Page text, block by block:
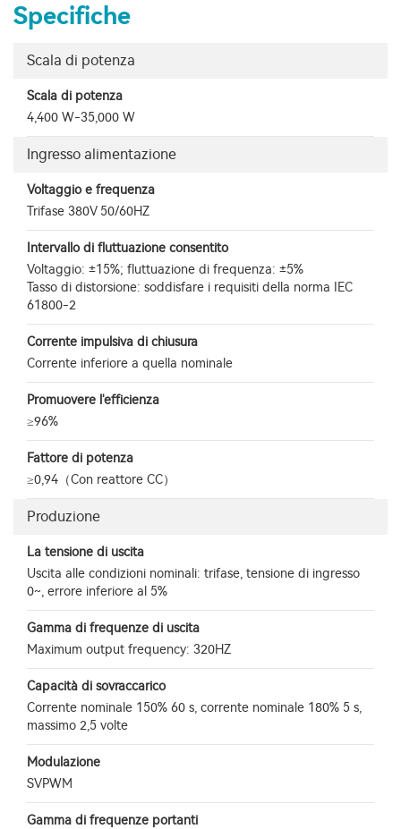
Specifiche
Scala di potenza
Scala di potenza
4,400 W-35,000 W
Ingresso alimentazione
Voltaggio e frequenza
Trifase 380V 50/60HZ
Intervallo di fluttuazione consentito
Voltaggio: ±15%; fluttuazione di frequenza: ±5%
Tasso di distorsione: soddisfare i requisiti della norma IEC
61800-2
Corrente impulsiva di chiusura
Corrente inferiore a quella nominale
Promuovere l'efficienza
≥96%
Fattore di potenza
≥0,94（Con reattore CC）
Produzione
La tensione di uscita
Uscita alle condizioni nominali: trifase, tensione di ingresso
0~, errore inferiore al 5%
Gamma di frequenze di uscita
Maximum output frequency: 320HZ
Capacità di sovraccarico
Corrente nominale 150% 60 s, corrente nominale 180% 5 s,
massimo 2,5 volte
Modulazione
SVPWM
Gamma di frequenze portanti